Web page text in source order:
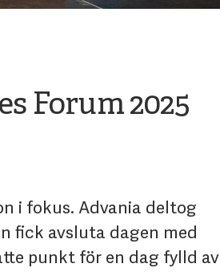
Forum 2025
i fokus. Advania deltog
fick avsluta dagen med
punkt för en dag fylld av